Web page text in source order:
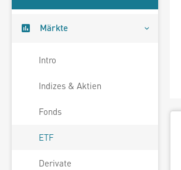
Märkte
Intro
Indizes & Aktien
Fonds
ETF
Derivate